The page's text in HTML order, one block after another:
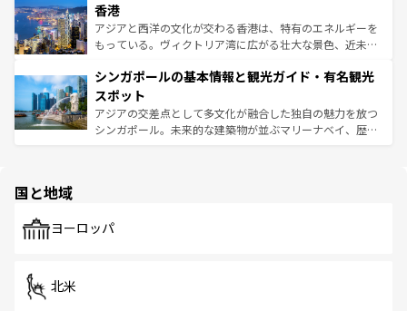
とつ。フォーやバインミー、ベトナムコーヒーなどは、ぜ
ひ現地で味わいたい。どの地域を訪れてもあたたかい人々
が旅行者を迎えてくれるので、きっと忘れられない旅にな
参照してほしい。
の活気が交差している。北部ではチェンマイなどの山岳地
帯で自然と触れ合い、南部ではプーケットやクラビの美し
いビーチでリゾート気分を楽しむことができる。タイ料理
激する。気候は一年中温暖で、どの季節にも異なる楽しみ
が待っている。親しみやすいタイの人々、仏教を中心とし
た文化、そして多様な観光資源が、訪れる旅人を魅了し続
ける。 なお、新着のタイ情報はコンテンツ一覧を参照して
香港
アジアと西洋の文化が交わる香港は、特有のエネルギーを
もっている。ヴィクトリア湾に広がる壮大な景色、近未来
み、どこを訪れても感動するはず。観光スポットが密集し
ており、効率よく見どころを回れるのも魅力。息をのむよ
うな絶景から文化的な体験まで、香港を存分に楽しみ尽く
そう。 なお、新着の香港情報はコンテンツ一覧を参照して
シンガポールの基本情報と観光ガイド・有名観光
スポット
アジアの交差点として多文化が融合した独自の魅力を放つ
シンガポール。未来的な建築物が並ぶマリーナベイ、歴史
で、ホーカーズは地元の風情を楽しめる外せないスポット
国と地域
ヨーロッパ
北米